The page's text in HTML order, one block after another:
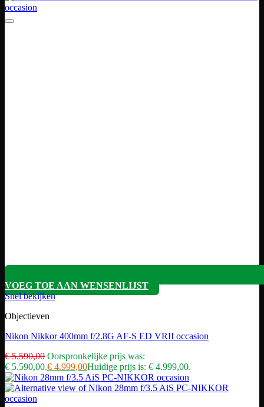
VOEG TOE AAN WENSENLIJST
Snel bekijken
Objectieven
Nikon Nikkor 400mm f/2.8G AF-S ED VRII occasion
€5.590,00 Oorspronkelijke prijs was:
€ 5.590,00.€ 4.999,00Huidige prijs is: € 4.999,00.